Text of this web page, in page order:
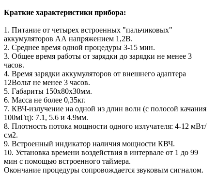
Краткие характеристики прибора:
1. Питание от четырех встроенных "пальчиковых"
аккумуляторов АА напряжением 1,2В.
2. Среднее время одной процедуры 3-15 мин.
3. Общее время работы от зарядки до зарядки не менее 3
часов.
4. Время зарядки аккумуляторов от внешнего адаптера
12Вольт не менее 3 часов.
5. Габариты 150х80х30мм.
6. Масса не более 0,35кг.
7. КВЧ-излучение на одной из длин волн (с полосой качания
100мГц): 7.1, 5.6 и 4.9мм.
8. Плотность потока мощности одного излучателя: 4-12 мВт/
см2.
9. Встроенный индикатор наличия мощности КВЧ.
10. Установка времени воздействия в интервале от 1 до 99
мин с помощью встроенного таймера.
Окончание процедуры сопровождается звуковым сигналом.